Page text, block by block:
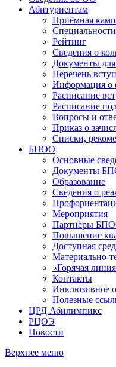
Абитуриентам
Приёмная
Специальности
Рейтинг
Сведения о
Документы
Перечень
Информация о
Расписание
Расписание
Вопросы и
Приказ о
Списки,
БПОО
Основные
Документы
Образование
Сведения о
Мероприятия
Партнёры
Повышение
Доступная
Материально-
«Горячая
Контакты
Инклюзивное
Полезные
ЦРД Абилимпикс
РЦОЭ
Новости
Верхнее меню